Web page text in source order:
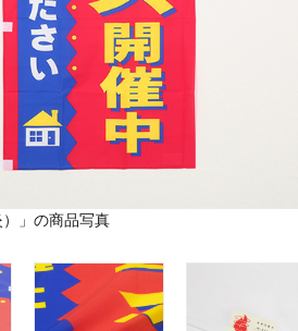
」の商品写真